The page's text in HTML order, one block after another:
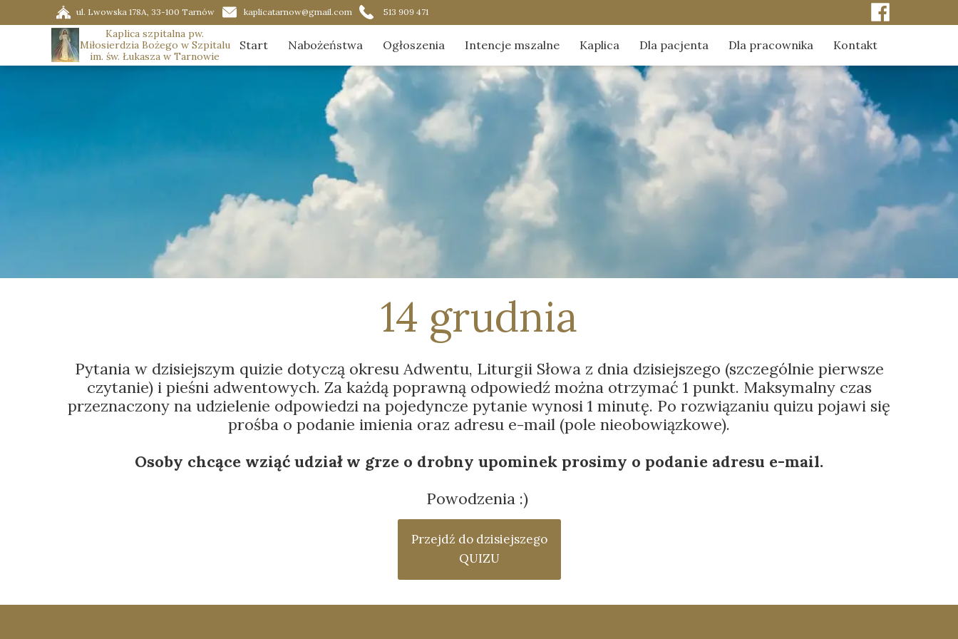
Przejdź do dzisiejszego
QUIZU
14 grudnia
Pytania w dzisiejszym quizie dotyczą okresu Adwentu, Liturgii Słowa z dnia dzisiejszego (szczególnie pierwsze
czytanie) i pieśni adwentowych. Za każdą poprawną odpowiedź można otrzymać 1 punkt. Maksymalny czas
przeznaczony na udzielenie odpowiedzi na pojedyncze pytanie wynosi 1 minutę. Po rozwiązaniu quizu pojawi się
prośba o podanie imienia oraz adresu e-mail (pole nieobowiązkowe).
Osoby chcące wziąć udział w grze o drobny upominek prosimy o podanie adresu e-mail.
Powodzenia :)
kaplicatarnow@gmail.com
ul. Lwowska 178A, 33-100 Tarnów 513 909 471
Kaplica szpitalna pw.
Miłosierdzia Bożego w Szpitalu
im. św. Łukasza w Tarnowie
Start Nabożeństwa
Porządek nabożeństw
Adoracja Najświętszego Sakramentu
Grafik czytania na Mszach Świętych
Ogłoszenia Intencje mszalne Kaplica
Aktualności
Duszpasterze
Galeria
Zostaną w naszej pamięci
Dla pacjenta
Kontakt do kapelanów szpitala
Obchody szpitalne kapelanów
Sakrament namaszczenia chorych
Sakrament pokuty
Sakrament Eucharystii
Apostolstwo Chorych
Modlitwy
Dla pracownika
Odpowiedzialność za pacjenta
Duszpasterstwo środowiska pracy
Dylematy etyczno-moralne
Kontakt